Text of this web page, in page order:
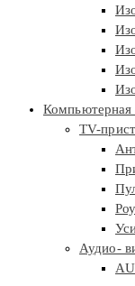
Компьютерная
TV-
Аудио-